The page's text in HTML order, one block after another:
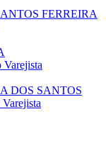
FERREIRA
Varejista
DOS SANTOS